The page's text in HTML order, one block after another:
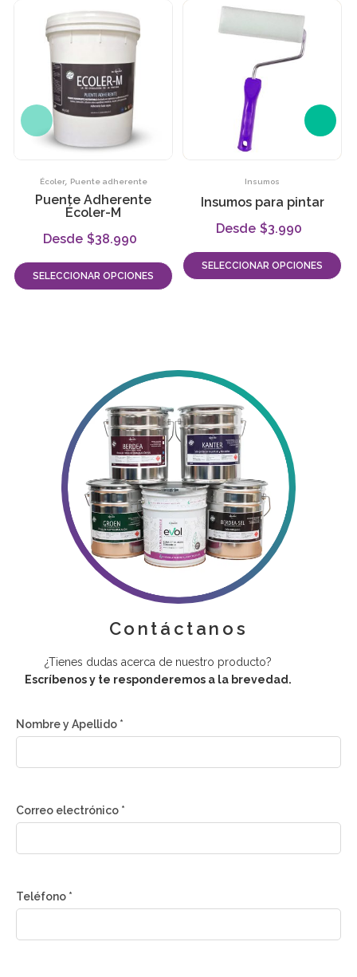
Écoler, Puente adherente
Puente Adherente
Écoler-M
$38.990
SELECCIONAR OPCIONES
Insumos
Insumos para pintar
$3.990
SELECCIONAR OPCIONES
Contáctanos
¿Tienes dudas acerca de nuestro producto?
Escríbenos y te responderemos a la brevedad.
Nombre y Apellido *
Correo electrónico *
Teléfono *